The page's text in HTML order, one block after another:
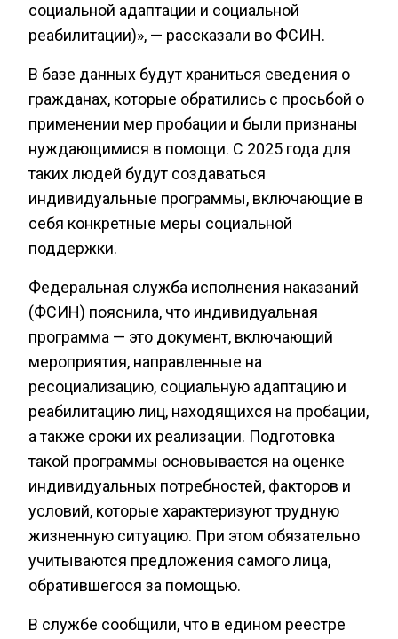
социальной адаптации и социальной
реабилитации)», — рассказали во ФСИН.
В базе данных будут храниться сведения о
гражданах, которые обратились с просьбой о
применении мер пробации и были признаны
нуждающимися в помощи. С 2025 года для
таких людей будут создаваться
индивидуальные программы, включающие в
себя конкретные меры социальной
поддержки.
Федеральная служба исполнения наказаний
(ФСИН) пояснила, что индивидуальная
программа — это документ, включающий
мероприятия, направленные на
ресоциализацию, социальную адаптацию и
реабилитацию лиц, находящихся на пробации,
а также сроки их реализации. Подготовка
такой программы основывается на оценке
индивидуальных потребностей, факторов и
условий, которые характеризуют трудную
жизненную ситуацию. При этом обязательно
учитываются предложения самого лица,
обратившегося за помощью.
В службе сообщили, что в едином реестре